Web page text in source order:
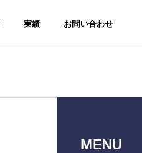
実績 お問い合わせ
MENU